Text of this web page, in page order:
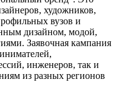
художников,
вузов и
дизайном, модой,
Заявочная кампания
инженеров, так и
из разных регионов